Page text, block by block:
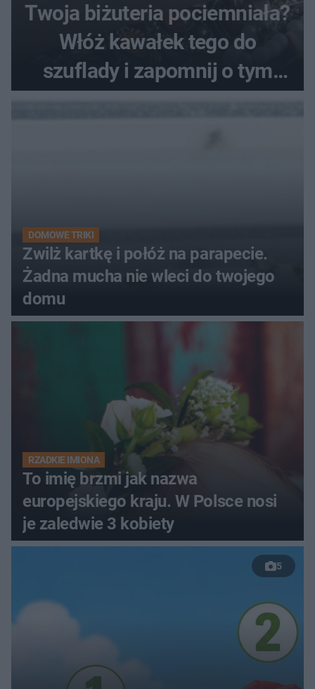
Twoja biżuteria pociemniała?
Włóż kawałek tego do
szuflady i zapomnij o tym
DOMOWE TRIKI
Zwilż kartkę i połóż na parapecie.
Żadna mucha nie wleci do twojego
domu
RZADKIE IMIONA
To imię brzmi jak nazwa
europejskiego kraju. W Polsce nosi
je zaledwie 3 kobiety
5